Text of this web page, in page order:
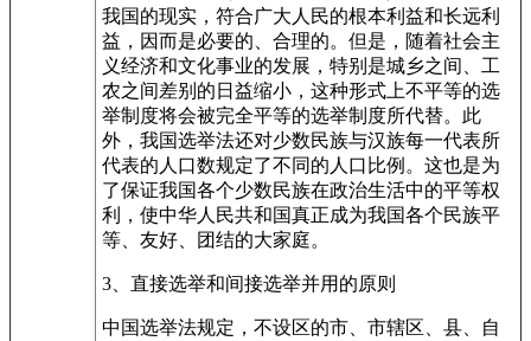
我国的现实，符合广大人民的根本利益和长远利
益，因而是必要的、合理的。但是，随着社会主
义经济和文化事业的发展，特别是城乡之间、工
农之间差别的日益缩小，这种形式上不平等的选
举制度将会被完全平等的选举制度所代替。此
外，我国选举法还对少数民族与汉族每一代表所
代表的人口数规定了不同的人口比例。这也是为
了保证我国各个少数民族在政治生活中的平等权
利，使中华人民共和国真正成为我国各个民族平
等、友好、团结的大家庭。
3、直接选举和间接选举并用的原则
中国选举法规定，不设区的市、市辖区、县、自